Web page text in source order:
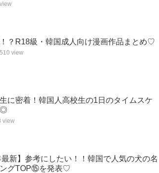
？R18級・韓国成人向け漫画作品まとめ♡
view
に密着！韓国人高校生の1日のタイムスケ
◎
view
最新】参考にしたい！！韓国で人気の犬の名
グTOP⑮を発表♡